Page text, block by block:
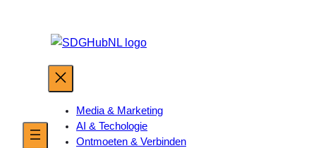
Media & Marketing
AI & Techologie
Ontmoeten & Verbinden